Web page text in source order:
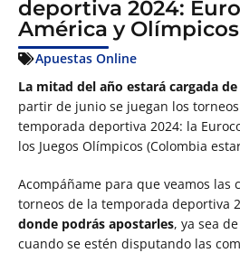
deportiva 2024:
América y Olímpicos
Apuestas Online
La mitad del año estará cargada
partir de junio se juegan los
temporada deportiva 2024: la
los Juegos Olímpicos (Colombia
Acompáñame para que veamos las
torneos de la temporada deportiva
donde podrás apostarles, ya sea
cuando se estén disputando las